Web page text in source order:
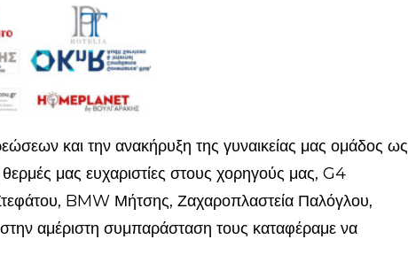
και την ανακήρυξη της γυναικείας μας ομάδος ως
μας ευχαριστίες στους χορηγούς μας, G4
BMW Μήτσης, Ζαχαροπλαστεία Παλόγλου,
αμέριστη συμπαράσταση τους καταφέραμε να